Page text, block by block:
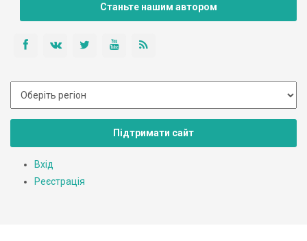
Станьте нашим автором
Підтримати сайт
Вхід
Реєстрація